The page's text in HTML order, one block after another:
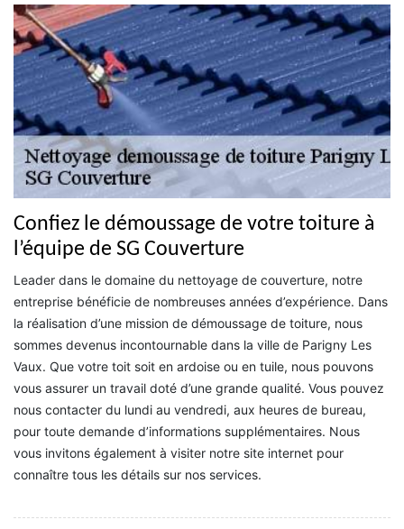
Confiez le démoussage de votre toiture à
l’équipe de SG Couverture
Leader dans le domaine du nettoyage de couverture, notre
entreprise bénéficie de nombreuses années d’expérience. Dans
la réalisation d’une mission de démoussage de toiture, nous
sommes devenus incontournable dans la ville de Parigny Les
Vaux. Que votre toit soit en ardoise ou en tuile, nous pouvons
vous assurer un travail doté d’une grande qualité. Vous pouvez
nous contacter du lundi au vendredi, aux heures de bureau,
pour toute demande d’informations supplémentaires. Nous
vous invitons également à visiter notre site internet pour
connaître tous les détails sur nos services.